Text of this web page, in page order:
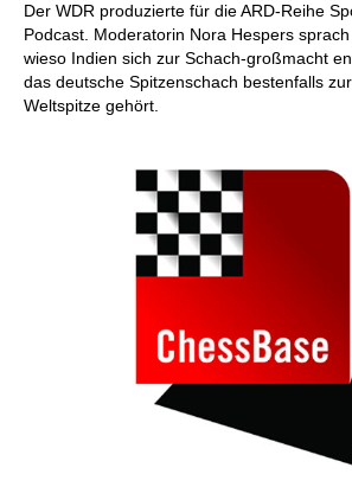
Der WDR produzierte für die ARD-Reihe
Podcast. Moderatorin Nora Hespers sprach
wieso Indien sich zur Schach-großmacht
das deutsche Spitzenschach bestenfalls
Weltspitze gehört.